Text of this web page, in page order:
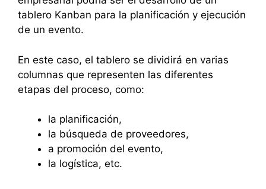
tablero Kanban para la planificación y ejecución
de un evento.
En este caso, el tablero se dividirá en varias
columnas que representen las diferentes
etapas del proceso, como:
la planificación,
la búsqueda de proveedores,
a promoción del evento,
la logística, etc.